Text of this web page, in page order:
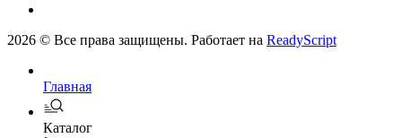
2026 © Все права защищены. Работает на ReadyScript
Главная
Каталог